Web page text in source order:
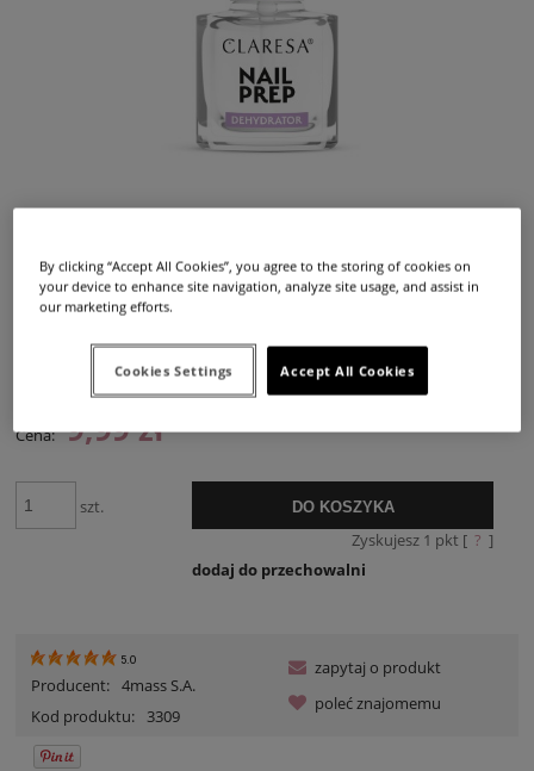
Dostępność:
duża ilość
od 12,99 zł - InPost Paczkomat 24/7,
Cena nie zawiera ewentualnych kosztów płatności
sprawdź formy dostawy
Cena: 9,99 zł
szt. DO KOSZYKA
Zyskujesz 1 pkt [ ? ]
dodaj do przechowalni
5.0
Producent: 4mass S.A.
Kod produktu: 3309
zapytaj o produkt
poleć znajomemu
By clicking “Accept All Cookies”, you agree to the storing of cookies on
your device to enhance site navigation, analyze site usage, and assist in
our marketing efforts.
Accept All Cookies
Cookies Settings